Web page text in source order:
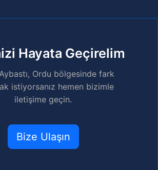
Hayata Geçirelim
Ordu bölgesinde fark
istiyorsanız hemen bizimle
iletişime geçin.
Bize Ulaşın